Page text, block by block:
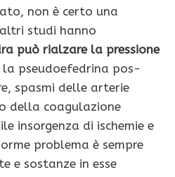
non è certo una
studi hanno
può rialzare la pressione
la pseudoefedrina pos­
spasmi delle arterie
della coagulazione
insorgenza di ischemie e
problema è sempre
e sostanze in esse